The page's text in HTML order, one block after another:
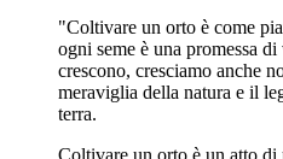
"Coltivare un orto è come
ogni seme è una promessa
crescono, cresciamo anche
meraviglia della natura e il
terra.
Coltivare un orto è un atto di